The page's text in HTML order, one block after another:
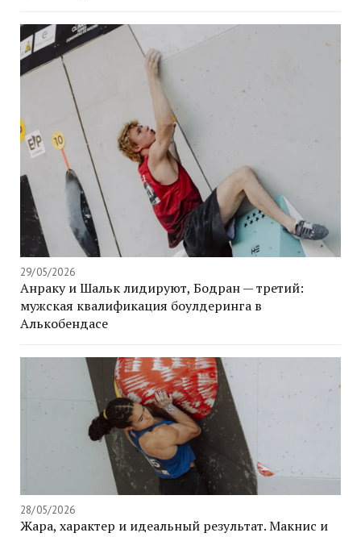
29/05/2026
Анраку и Шальк лидируют, Бодран — третий:
мужская квалификация боулдеринга в
Алькобендасе
28/05/2026
Жара, характер и идеальный результат. Макнис и